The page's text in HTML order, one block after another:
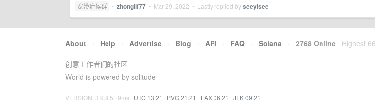
宽带症候群 • zhonglif77 • Mar 29, 2022 • Lastly replied byseeyisee
About · Help · Advertise · Blog · API · FAQ · Solana · 2768 Online Highest
创意工作者们的社区
World is powered by solitude
VERSION: 3.9.8.5 · 9ms · UTC 13:21 · PVG 21:21 · LAX 06:21 · JFK 09:21